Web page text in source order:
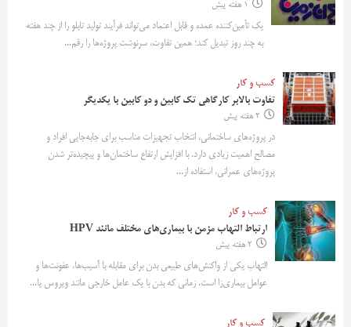
1 هفته پیش
یک تأمین‌کننده عمده و قابل اعتماد می‌تواند فرآیند تولید تابلو را از چند هفته
به چند روز تبدیل کند؛ همین تفاوت، سرنوشت پروژه‌ها را رقم...
کسب و کار
تفاوت بالابر کارگاهی تک کابین و دو کابین با یکدیگر
2 هفته پیش
در پروژه‌های ساختمانی، انتخاب تجهیزات مناسب برای جابه‌جایی افراد و
مصالح اهمیت زیادی دارد. با افزایش ارتفاع ساختمان‌ها و پیچیده‌تر شدن
پروژه‌های عمرانی، استفاده از...
کسب و کار
ارتباط التهاب مزمن با بیماری‌های مختلف مانند HPV
2 هفته پیش
التهاب یکی از واکنش‌های طبیعی بدن برای مقابله با آسیب‌ها، عفونت‌ها و
عوامل بیماری‌زا است. زمانی که بدن با یک عامل خارجی مانند ویروس یا...
کسب و کار